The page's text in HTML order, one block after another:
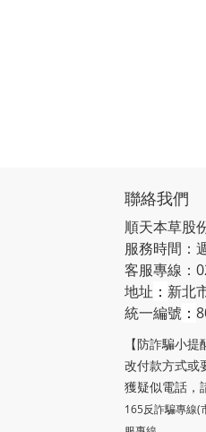
聯絡我們
順天本草股
服務時間：
客服專線：
地址 ： 新北
統一編號 ：
【防詐騙小
改付款方式或
獲疑似電話，
165反詐騙專線(